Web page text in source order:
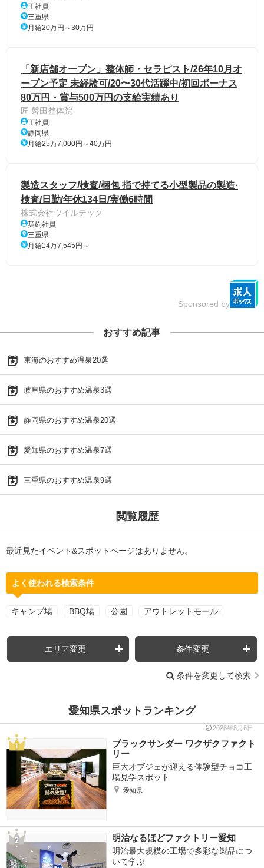
正社員
三重県
月給20万円～30万円
「新店舗オープン」整体師・セラピスト/26年10月オ
ープン予定 未経験可/20〜30代活躍中/初回ボーナス
80万円・賞与500万円の支給実績あり
匠 磐田整体院
正社員
静岡県
月給25万7,000円～40万円
製造スタッフ/検査/梱包 指で持てる小型製品の製造·
検査/日勤/年休134日/実働6時間
株式会社ウイルテック
契約社員
三重県
月給14万7,545円～
Sponsored by
おすすめ記事
東海のおすすめ温泉20選
岐阜県のおすすめ温泉3選
静岡県のおすすめ温泉20選
愛知県のおすすめ温泉7選
三重県のおすすめ温泉9選
閲覧履歴
最近見たイベント&スポットページはありません。
よく使われる検索条件
キャンプ場 BBQ場 公園 アウトレットモール
エリア変更 条件変更
条件を変更して検索
愛知県スポットランキング
2026年8月6日
ブラックサンダー ワクザクファクト
リー
巨大オブジェが迎える体験型チョコ工
場見学スポット
愛知県
明治なるほどファクトリー愛知
明治最大規模の工場で多彩な製品につ
いて学ぶ